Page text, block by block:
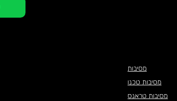
מסיבות
מסיבות טכנו
מסיבות טראנס